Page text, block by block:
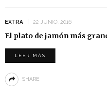
EXTRA 22 JUNIO, 2016
El plato de jamón más
LEER MÁS
SHARE